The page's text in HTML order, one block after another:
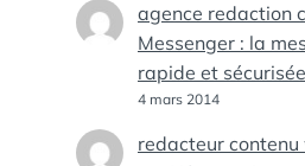
agence redaction
Messenger : la
rapide et sécurisée
4 mars 2014
redacteur